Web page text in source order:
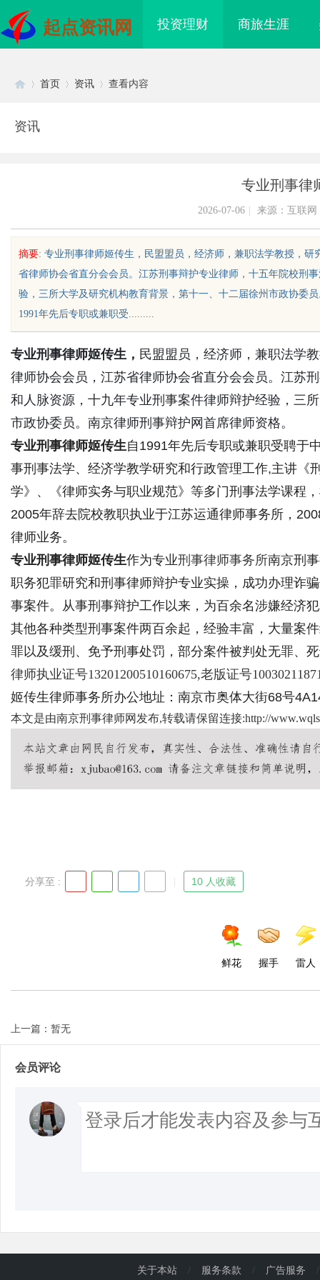
起点资讯网 投资理财 商旅生涯
sc
uz
Bo
首页 资讯 查看内容
资讯
专业刑事律
2026-07-06 来源：互联网
摘要: 专业刑事律师姬传生，民盟盟员，经济师，兼职法学教授，
省律师协会省直分会会员。江苏刑事辩护专业律师，十五年院校刑
验，三所大学及研究机构教育背景，第十一、十二届徐州市政协委
1991年先后专职或兼职受.........
专业刑事律师姬传生， 民盟盟员，经济师，兼职法学
律师协会会员，江苏省律师协会省直分会会员。江苏
和人脉资源，十九年专业刑事案件律师辩护经验，三
市政协委员。南京律师刑事辩护网首席律师资格。
专业刑事律师姬传生自1991年先后专职或兼职受聘于
事刑事法学、经济学教学研究和行政管理工作,主讲《
学》、《律师实务与职业规范》等多门刑事法学课程
2005年辞去院校教职执业于江苏运通律师事务所，
律师业务。
专业刑事律师姬传生作为专业刑事律师事务所南京刑
职务犯罪研究和刑事律师辩护专业实操，成功办理诈
事案件。从事刑事辩护工作以来，为百余名涉嫌经济
其他各种类型刑事案件两百余起，经验丰富，大量案
罪以及缓刑、免予刑事处罚，部分案件被判处无罪、
律师执业证号13201200510160675,老版证号
姬传生律师事务所办公地址：南京市奥体大街68号
本文是由南京刑事律师网发布,转载请保留连接:http://
分享至 : 10 人收藏
鲜花 握手 雷人
上一篇：暂无
会员评论
配眼镜
关于本站 / 服务条款 / 广告服务 /